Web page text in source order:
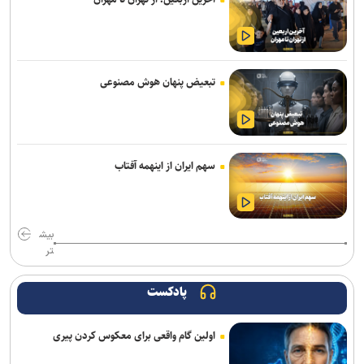
پیام هشدار مقاومت یمن به ریاض
قدردانی از حضور حماسی ملت مبعوث شده در راهپیمایی اربعین
ترامپ با تهدید افشاگران، بحران مهمات آمریکا را انکار کرد
شده‌اند
جلسات صحن علنی مجلس هفته آینده برگزار می‌شود
بیانیۀ خانواده شهید لاریجانی دربارۀ گمانه‌زنی‌های رسانه‌ای
گاردین: ترامپ هیچ ایده‌ای برای پایان دادن به جنگ شکست‌خورده علیه
وزارت اطلاعات: ۲۱ مزدور موساد و ۴ شرور مسلح در کرمان بازداشت
شدند
تبعیض پنهان هوش مصنوعی
سهم ایران از اینهمه آفتاب
بیش
تر
پادکست
اولین گام واقعی برای معکوس کردن پیری